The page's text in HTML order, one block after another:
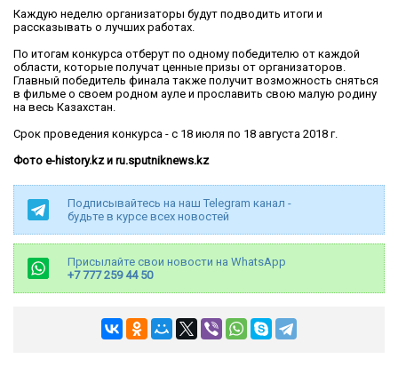
Каждую неделю организаторы будут подводить итоги и
рассказывать о лучших работах.
По итогам конкурса отберут по одному победителю от каждой
области, которые получат ценные призы от организаторов.
Главный победитель финала также получит возможность сняться
в фильме о своем родном ауле и прославить свою малую родину
на весь Казахстан.
Срок проведения конкурса - с 18 июля по 18 августа 2018 г.
Фото e-history.kz и ru.sputniknews.kz
Подписывайтесь на наш Telegram канал -
будьте в курсе всех новостей
Присылайте свои новости на WhatsApp
+7 777 259 44 50